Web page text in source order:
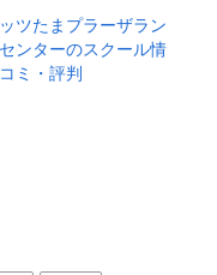
ツたまプラーザラン
ンターのスクール情
ミ・評判